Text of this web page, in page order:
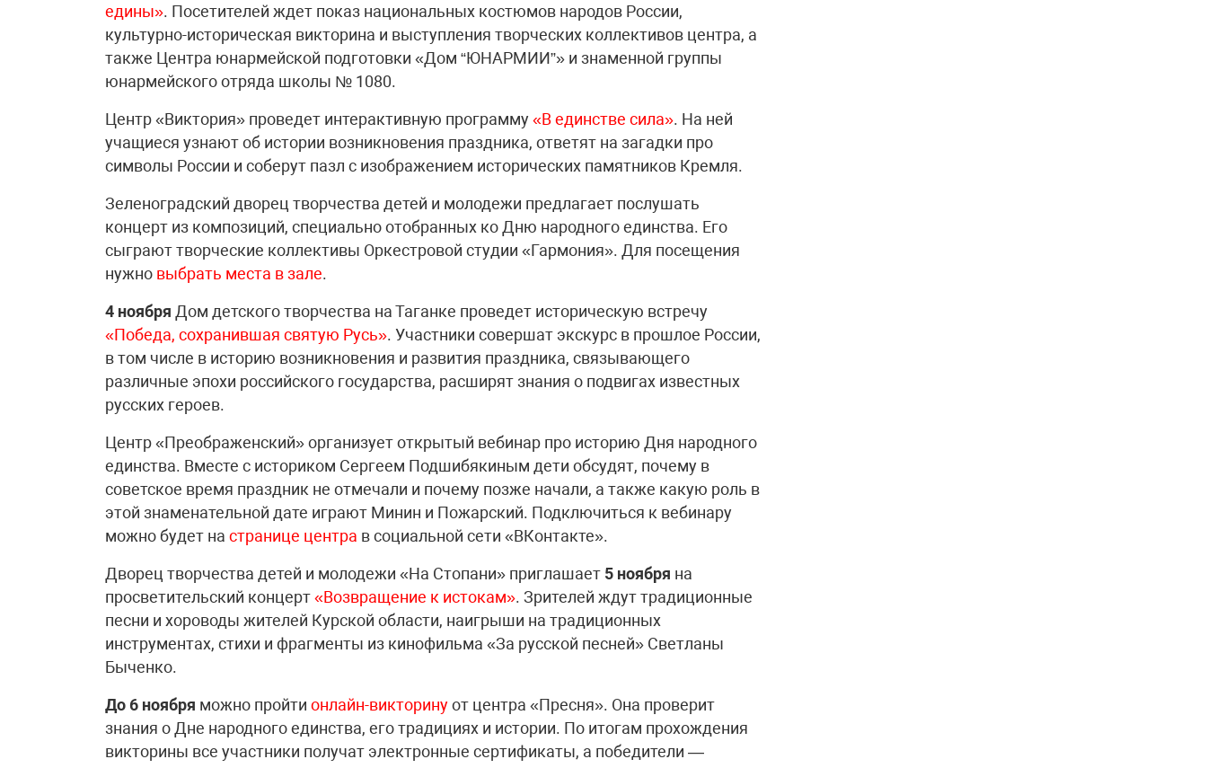
едины». Посетителей ждет показ национальных костюмов народов России,
культурно-историческая викторина и выступления творческих коллективов центра, а
также Центра юнармейской подготовки «Дом “ЮНАРМИИ”» и знаменной группы
юнармейского отряда школы № 1080.
Центр «Виктория» проведет интерактивную программу«В единстве сила». На ней
учащиеся узнают об истории возникновения праздника, ответят на загадки про
символы России и соберут пазл с изображением исторических памятников Кремля.
Зеленоградский дворец творчества детей и молодежи предлагает послушать
концерт из композиций, специально отобранных ко Дню народного единства. Его
сыграют творческие коллективы Оркестровой студии «Гармония». Для посещения
нужно выбрать места в зале.
4 ноября Дом детского творчества на Таганке проведет историческую встречу
«Победа, сохранившая святую Русь». Участники совершат экскурс в прошлое России,
в том числе в историю возникновения и развития праздника, связывающего
различные эпохи российского государства, расширят знания о подвигах известных
русских героев.
Центр «Преображенский» организует открытый вебинар про историю Дня народного
единства. Вместе с историком Сергеем Подшибякиным дети обсудят, почему в
советское время праздник не отмечали и почему позже начали, а также какую роль в
этой знаменательной дате играют Минин и Пожарский. Подключиться к вебинару
можно будет на странице центра в социальной сети «ВКонтакте».
Дворец творчества детей и молодежи «На Стопани» приглашает 5 ноября на
просветительский концерт«Возвращение к истокам». Зрителей ждут традиционные
песни и хороводы жителей Курской области, наигрыши на традиционных
инструментах, стихи и фрагменты из кинофильма «За русской песней» Светланы
Быченко.
До 6 ноября можно пройти онлайн-викторинуот центра «Пресня». Она проверит
знания о Дне народного единства, его традициях и истории. По итогам прохождения
викторины все участники получат электронные сертификаты, а победители —